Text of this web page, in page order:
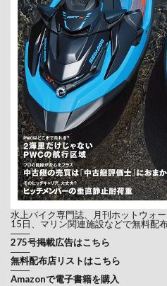
水上バイク専門誌、月刊ホットウォ
15日、マリン関連施設などで無料配
───
275号掲載広告はこちら
───
無料配布店リストはこちら
───
Amazonで電子書籍を購入